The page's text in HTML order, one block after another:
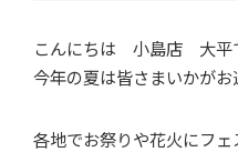
こんにちは 小島店 大平
今年の夏は皆さまいかがお
各地でお祭りや花火にフ